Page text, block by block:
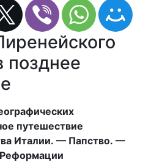
позднее
путешествие
Италии. — Папство. —